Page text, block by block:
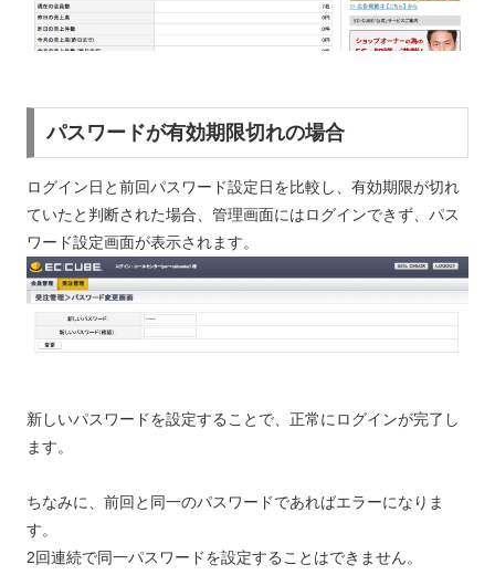
パスワードが有効期限切れの場合
ログイン日と前回パスワード設定日を比較し、有効期限が切れ
ていたと判断された場合、管理画面にはログインできず、パス
ワード設定画面が表示されます。
新しいパスワードを設定することで、正常にログインが完了し
ます。
ちなみに、前回と同一のパスワードであればエラーになりま
す。
2回連続で同一パスワードを設定することはできません。